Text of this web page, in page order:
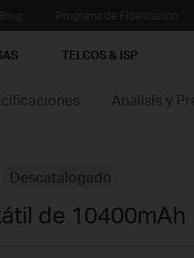
TELCOS & ISP
Análisis y
Descatalogado
de 10400mAh